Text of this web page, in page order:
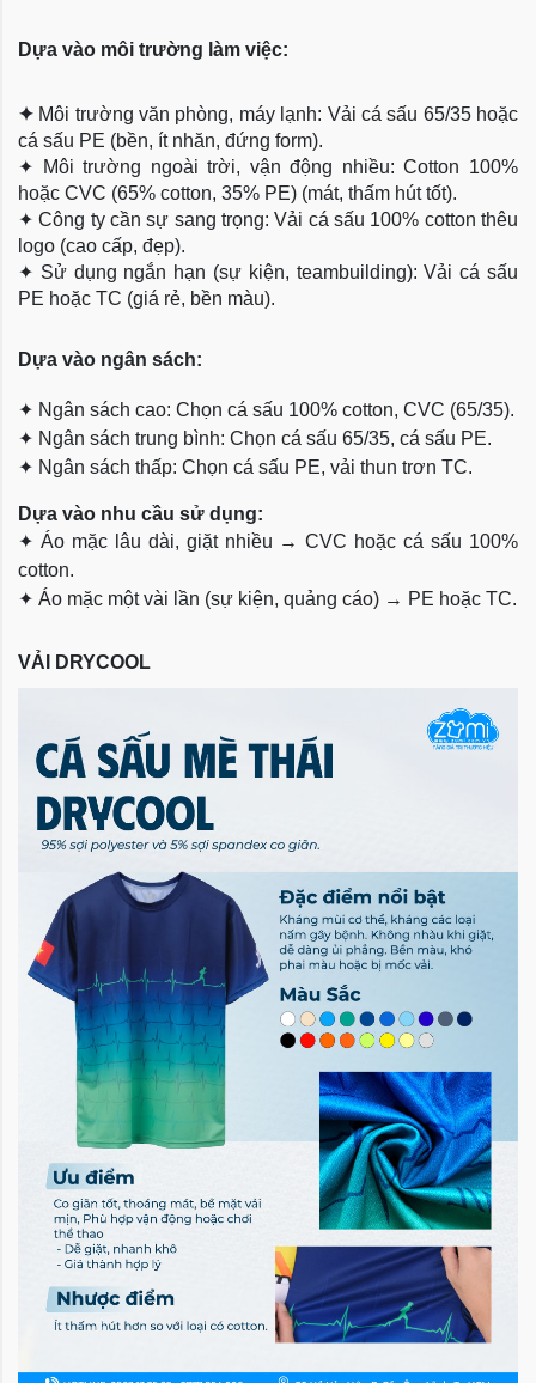
Dựa vào môi trường làm việc:
✦ Môi trường văn phòng, máy lạnh: Vải cá sấu 65/35 hoặc
cá sấu PE (bền, ít nhăn, đứng form).
✦
Môi trường ngoài trời, vận động nhiều: Cotton 100%
hoặc CVC (65% cotton, 35% PE) (mát, thấm hút tốt).
✦Công ty cần sự sang trọng: Vải cá sấu 100% cotton thêu
logo (cao cấp, đẹp).
✦ Sử dụng ngắn hạn (sự kiện, teambuilding): Vải cá sấu
PE hoặc TC (giá rẻ, bền màu).
Dựa vào ngân sách:
✦ Ngân sách cao: Chọn cá sấu 100% cotton, CVC (65/35).
✦ Ngân sách trung bình: Chọn cá sấu 65/35, cá sấu PE.
✦ Ngân sách thấp: Chọn cá sấu PE, vải thun trơn TC.
Dựa vào nhu cầu sử dụng:
✦ Áo mặc lâu dài, giặt nhiều → CVC hoặc cá sấu 100%
cotton.
✦ Áo mặc một vài lần (sự kiện, quảng cáo) → PE hoặc TC.
VẢI DRYCOOL